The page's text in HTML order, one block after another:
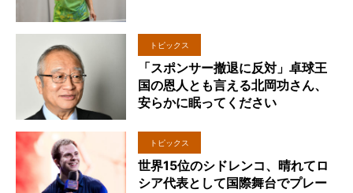
トピックス
「スポンサー撤退に反対」卓球王
国の恩人とも言える北岡功さん、
安らかに眠ってください
トピックス
世界15位のシドレンコ、晴れてロ
シア代表として国際舞台でプレー